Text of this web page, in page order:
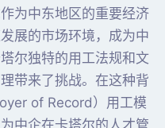
为中东地区的重要经济
展的市场环境，成为中
尔独特的用工法规和文
带来了挑战。在这种背
of Record）用工模
中企在卡塔尔的人才管